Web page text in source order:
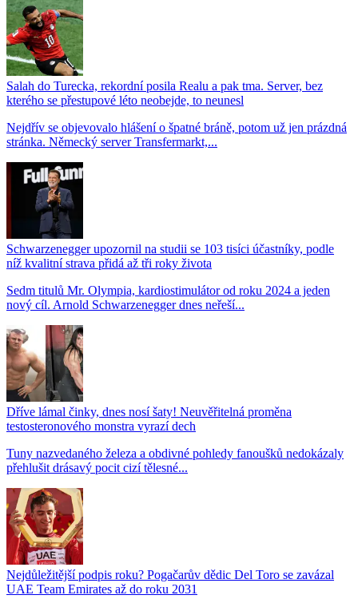
Salah do Turecka, rekordní posila Realu a pak tma. Server, bez
kterého se přestupové léto neobejde, to neunesl
Nejdřív se objevovalo hlášení o špatné bráně, potom už jen prázdná
stránka. Německý server Transfermarkt,...
Schwarzenegger upozornil na studii se 103 tisíci účastníky, podle
níž kvalitní strava přidá až tři roky života
Sedm titulů Mr. Olympia, kardiostimulátor od roku 2024 a jeden
nový cíl. Arnold Schwarzenegger dnes neřeší...
Dříve lámal činky, dnes nosí šaty! Neuvěřitelná proměna
testosteronového monstra vyrazí dech
Tuny nazvedaného železa a obdivné pohledy fanoušků nedokázaly
přehlušit drásavý pocit cizí tělesné...
Nejdůležitější podpis roku? Pogačarův dědic Del Toro se zavázal
UAE Team Emirates až do roku 2031